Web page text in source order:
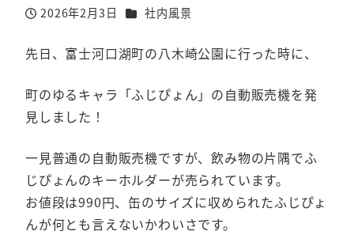
投稿日
2026年2月3日 カテゴリー
社内風景
先日、富士河口湖町の八木崎公園に行った時に、
町のゆるキャラ「ふじぴょん」の自動販売機を発
見しました！
一見普通の自動販売機ですが、飲み物の片隅でふ
じぴょんのキーホルダーが売られています。
お値段は990円、缶のサイズに収められたふじぴょ
んが何とも言えないかわいさです。